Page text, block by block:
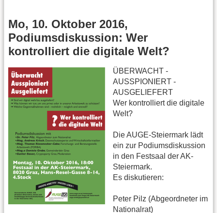
Mo, 10. Oktober 2016,
Podiumsdiskussion: Wer
kontrolliert die digitale Welt?
ÜBERWACHT -
AUSSPIONIERT -
AUSGELIEFERT
Wer kontrolliert die digitale
Welt?
Die AUGE-Steiermark lädt
ein zur Podiumsdiskussion
in den Festsaal der AK-
Steiermark.
Es diskutieren:
Peter Pilz (Abgeordneter im
Nationalrat)